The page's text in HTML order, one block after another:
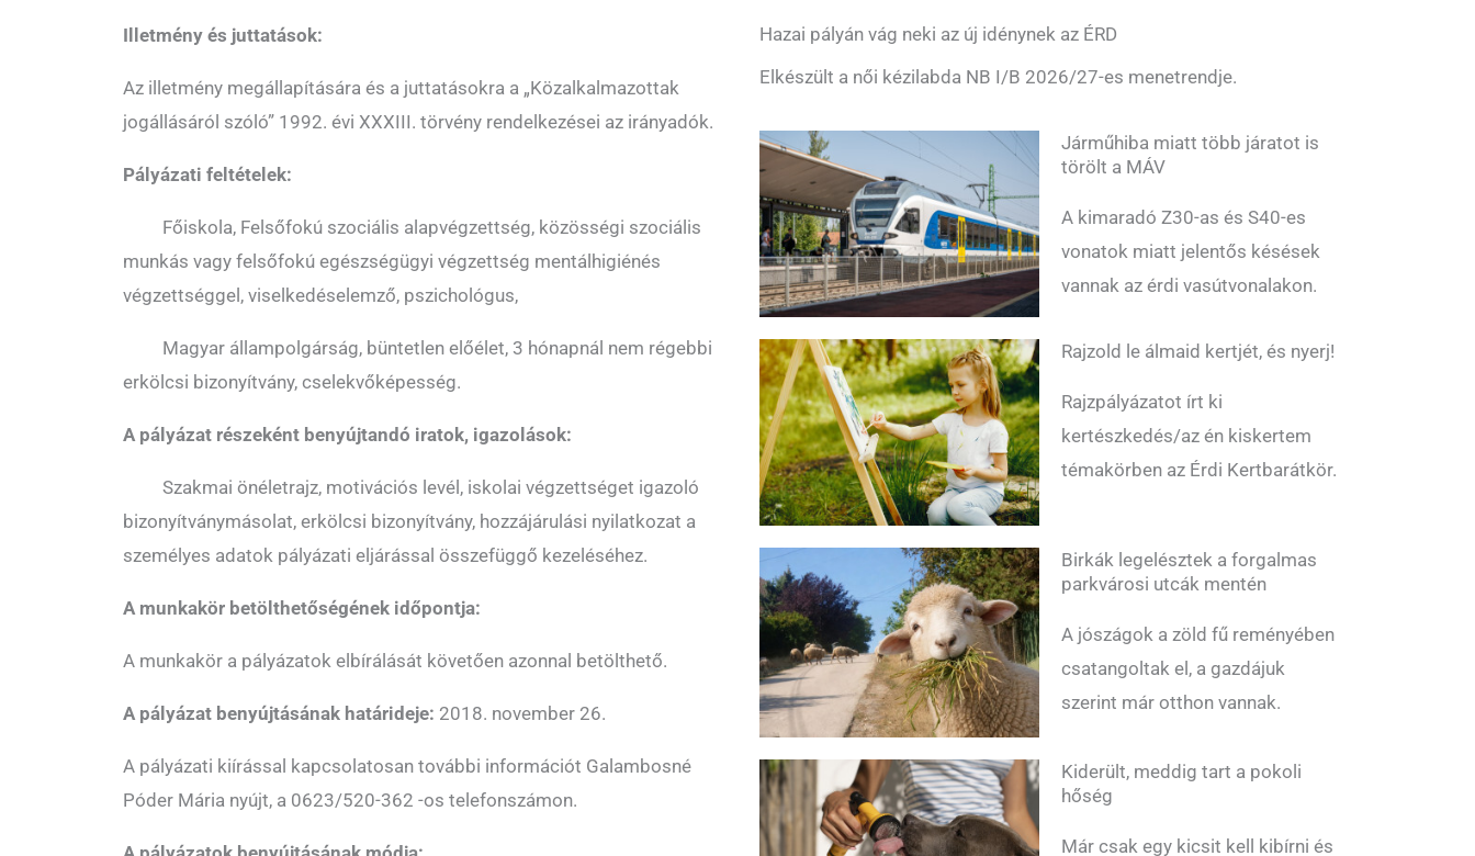
Illetmény és juttatások:
Az illetmény megállapítására és a juttatásokra a „Közalkalmazottak
jogállásáról szóló” 1992. évi XXXIII. törvény rendelkezései az irányadók.
Pályázati feltételek:
 Főiskola, Felsőfokú szociális alapvégzettség, közösségi szociális
munkás vagy felsőfokú egészségügyi végzettség mentálhigiénés
végzettséggel, viselkedéselemző, pszichológus,
 Magyar állampolgárság, büntetlen előélet, 3 hónapnál nem régebbi
erkölcsi bizonyítvány, cselekvőképesség.
A pályázat részeként benyújtandó iratok, igazolások:
 Szakmai önéletrajz, motivációs levél, iskolai végzettséget igazoló
bizonyítványmásolat, erkölcsi bizonyítvány, hozzájárulási nyilatkozat a
személyes adatok pályázati eljárással összefüggő kezeléséhez.
A munkakör betölthetőségének időpontja:
A munkakör a pályázatok elbírálását követően azonnal betölthető.
A pályázat benyújtásának határideje: 2018. november 26.
A pályázati kiírással kapcsolatosan további információt Galambosné
Póder Mária nyújt, a 0623/520-362 -os telefonszámon.
Hazai pályán vág neki az új idénynek az ÉRD
Elkészült a női kézilabda NB I/B 2026/27-es menetrendje.
Járműhiba miatt több járatot is
törölt a MÁV
A kimaradó Z30-as és S40-es
vonatok miatt jelentős késések
vannak az érdi vasútvonalakon.
Rajzold le álmaid kertjét, és nyerj!
Rajzpályázatot írt ki
kertészkedés/az én kiskertem
témakörben az Érdi Kertbarátkör.
Birkák legelésztek a forgalmas
parkvárosi utcák mentén
A jószágok a zöld fű reményében
csatangoltak el, a gazdájuk
szerint már otthon vannak.
Kiderült, meddig tart a pokoli
hőség
Már csak egy kicsit kell kibírni és